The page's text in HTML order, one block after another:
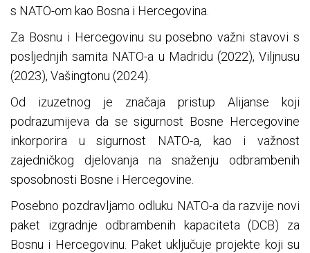
s NATO-om kao Bosna i Hercegovina.
Za Bosnu i Hercegovinu su posebno važni stavovi s
posljednjih samita NATO-a u Madridu (2022), Viljnusu
(2023), Vašingtonu (2024).
Od izuzetnog je značaja pristup Alijanse koji
podrazumijeva da se sigurnost Bosne Hercegovine
inkorporira u sigurnost NATO-a, kao i važnost
zajedničkog djelovanja na snaženju odbrambenih
sposobnosti Bosne i Hercegovine.
Posebno pozdravljamo odluku NATO-a da razvije novi
paket izgradnje odbrambenih kapaciteta (DCB) za
Bosnu i Hercegovinu. Paket uključuje projekte koji su